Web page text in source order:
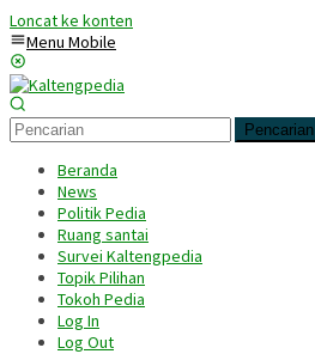
Loncat ke konten
Menu Mobile
Pencarian
Beranda
News
Politik Pedia
Ruang santai
Survei Kaltengpedia
Topik Pilihan
Tokoh Pedia
Log In
Log Out